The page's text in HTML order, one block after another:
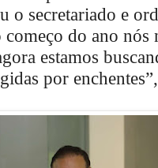
o secretariado e
começo do ano nós
estamos
por